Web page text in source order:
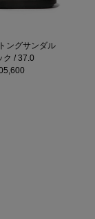
ングサンダル
ク / 37.0